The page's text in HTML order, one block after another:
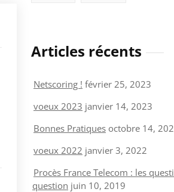
Articles récents
Netscoring ! février 25, 2023
voeux 2023 janvier 14, 2023
Bonnes Pratiques octobre 14,
voeux 2022 janvier 3, 2022
Procès France Telecom : les
question juin 10, 2019